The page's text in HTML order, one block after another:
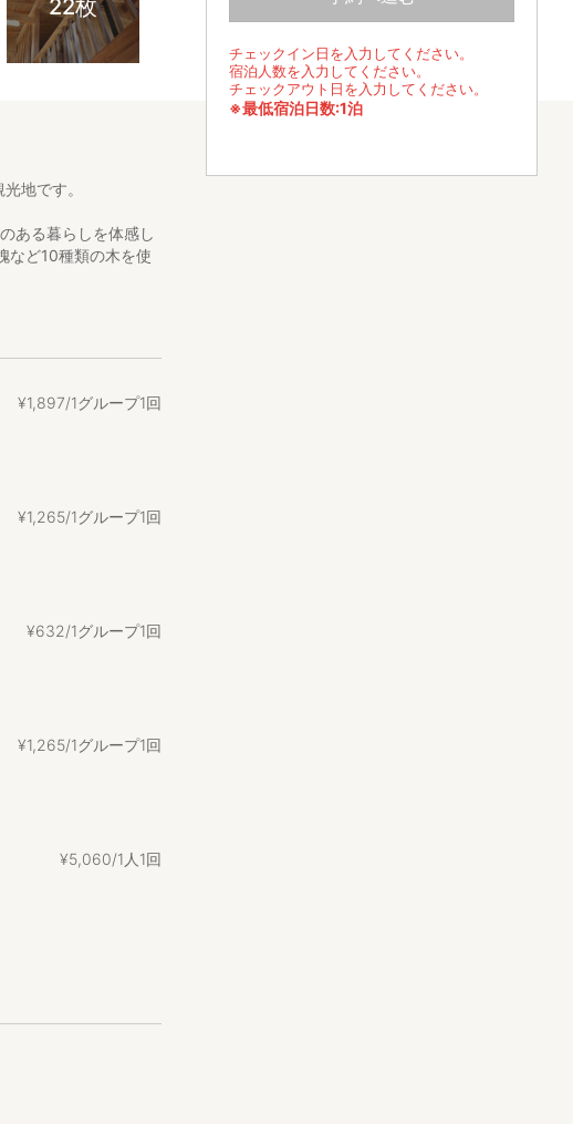
チェックイン日を入力してください。
宿泊人数を入力してください。
チェックアウト日を入力してください。
※最低宿泊日数:1泊
22枚
地です。
ある暮らしを体感し
など10種類の木を使
をいつもと違う空間
／キッチンなど共有
かあれば気軽にお声
追加人数の選択をお
します。
ます。
致します。
えください。
ます。
ぞご自由にお使い下
¥1,897/1グループ1回
¥1,265/1グループ1回
¥632/1グループ1回
¥1,265/1グループ1回
¥5,060/1人1回